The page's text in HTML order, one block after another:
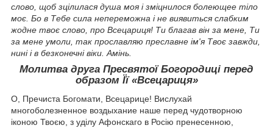
слово, щоб зцілилася душа моя і зміцнилося болеющее тіло
моє. Бо в Тебе сила непереможна і не виявиться слабким
жодне твоє слово, про Всецариця! Ти благав він за мене, Ти
за мене умоли, так прославляю преславне ім'я Твоє завжди,
нині і в безконечні віки. Амінь.
Молитва друга Пресвятої Богородиці перед
образом Її «Всецариця»
О, Пречиста Богомати, Всецарице! Вислухай
многоболезненное воздыхание наше перед чудотворною
іконою Твоєю, з уділу Афонскаго в Росію пренесенною,